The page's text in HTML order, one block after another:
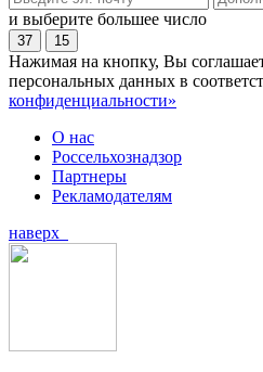
и выберите большее число
37 15
Нажимая на кнопку, Вы
персональных данных в
конфиденциальности»
О нас
Россельхознадзор
Партнеры
Рекламодателям
наверх